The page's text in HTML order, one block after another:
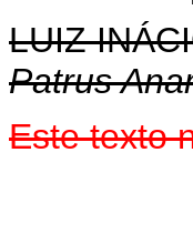
LUIZ
Patrus
Este texto